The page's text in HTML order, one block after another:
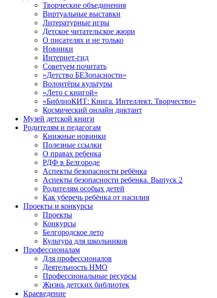
Творческие объединения
Виртуальные выставки
Литературные игры
Детское читательское жюри
О писателях и не только
Новинки
Интернет-гид
Советуем почитать
«Детство БЕЗопасности»
Волонтёры культуры
«Лето с книгой»
«БиблиоКИТ: Книга. Интеллект. Творчество»
Космический онлайн диктант
Музей детской книги
Родителям и педагогам
Книжные новинки
Полезные ссылки
О правах ребенка
РДФ в Белгороде
Аспекты безопасности ребёнка
Аспекты безопасности ребенка. Выпуск 2
Родителям особых детей
Как уберечь ребёнка от насилия
Проекты и конкурсы
Проекты
Конкурсы
Белгородское лето
Культура для школьников
Профессионалам
Для профессионалов
Деятельность НМО
Профессиональные ресурсы
Жизнь детских библиотек
Краеведение